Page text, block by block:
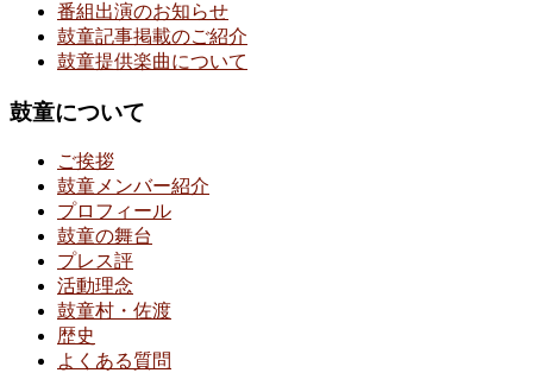
番組出演のお知らせ
鼓童記事掲載のご紹介
鼓童提供楽曲について
鼓童について
ご挨拶
鼓童メンバー紹介
プロフィール
鼓童の舞台
プレス評
活動理念
鼓童村・佐渡
歴史
よくある質問